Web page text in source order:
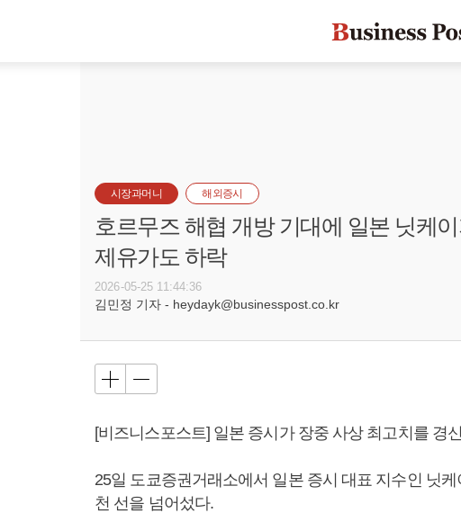
시장과머니 해외증시
호르무즈 해협 개방 기대에 일본 닛케
제유가도 하락
2026-05-25 11:44:36
김민정 기자 - heydayk@businesspost.co.kr
[비즈니스포스트] 일본 증시가 장중 사상 최고치를 경
25일 도쿄증권거래소에서 일본 증시 대표 지수인 닛
천 선을 넘어섰다.